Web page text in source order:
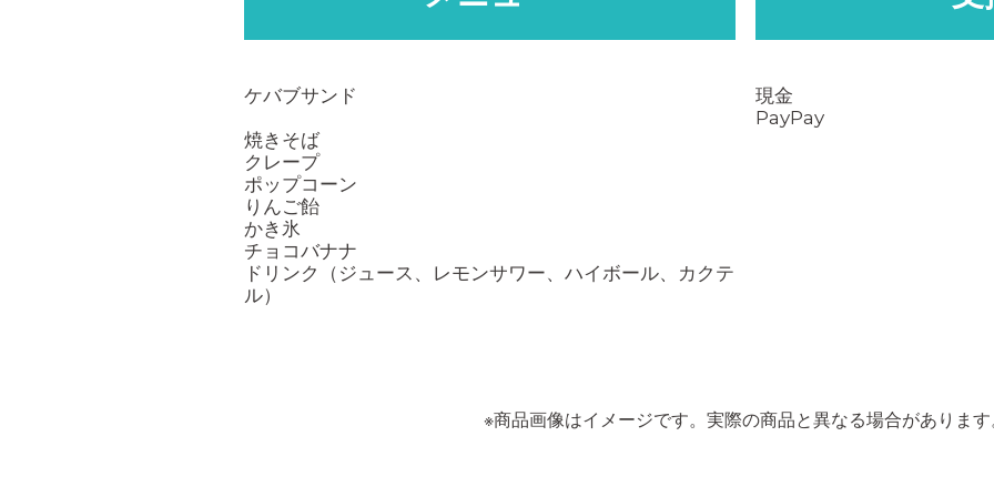
ケバブサンド
焼きそば
クレープ
ポップコーン
りんご飴
かき氷
チョコバナナ
ドリンク（ジュース、レモンサワー、ハイボール、カクテ
ル）
現金
PayPay
※商品画像はイメージです。 実際の商品と異なる場合があります